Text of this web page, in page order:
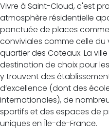
Vivre à Saint-Cloud, c'est
atmosphère résidentielle
ponctuée de places
conviviales comme celle du
quartier des Coteaux. La
destination de choix pour
y trouvent des
d’excellence (dont des
internationales), de
sportifs et des espaces de
uniques en Île-de-France.